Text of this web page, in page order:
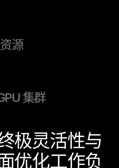
源
集群
极灵活性与
优化工作负